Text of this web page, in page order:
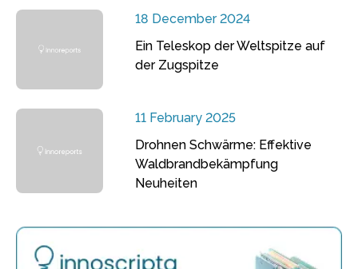
18 December 2024
Ein Teleskop der Weltspitze auf
der Zugspitze
11 February 2025
Drohnen Schwärme: Effektive
Waldbrandbekämpfung
Neuheiten